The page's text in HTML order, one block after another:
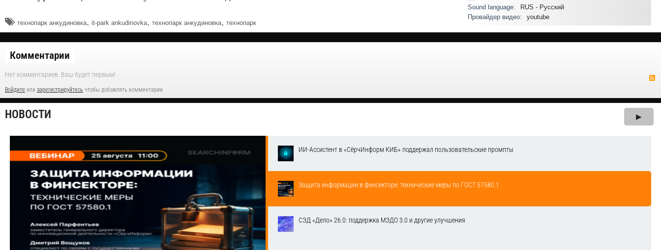
технопарк анкудиновка, it-park ankudinovka, ​технопарк анкудиновка, технопарк
Sound language:
RUS - Русский
Провайдер видео:
youtube
Комментарии
Нет комментариев. Ваш будет первым!
Войдите или зарегистрируйтесь чтобы добавлять комментарии
НОВОСТИ ▶
ИИ-Ассистент в «СёрчИнформ КИБ» поддержал пользовательские промпты
Защита информации в финсекторе: технические меры по ГОСТ 57580.1
СЭД «Дело» 26.0: поддержка МЭДО 3.0 и другие улучшения